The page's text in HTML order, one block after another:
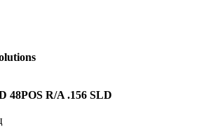
48POS R/A .156 SLD